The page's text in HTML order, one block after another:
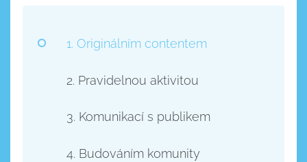
1. Originálním contentem
2. Pravidelnou aktivitou
3. Komunikací s publikem
4. Budováním komunity